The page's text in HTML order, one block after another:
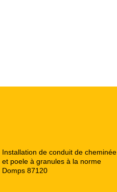
Installation de conduit de cheminée
et poele à granules à la norme
Domps 87120